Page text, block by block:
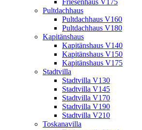
Friesenhaus V175
Pultdachhaus
Pultdachhaus V160
Pultdachhaus V180
Kapitänshaus
Kapitänshaus V140
Kapitänshaus V150
Kapitänshaus V175
Stadtvilla
Stadtvilla V130
Stadtvilla V145
Stadtvilla V170
Stadtvilla V190
Stadtvilla V210
Toskanavilla